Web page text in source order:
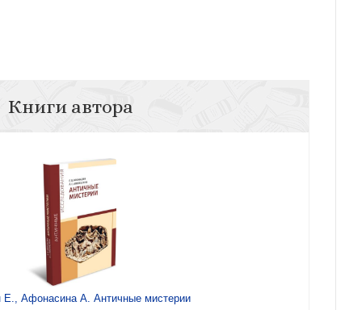
Книги автора
Е., Афонасина А. Античные мистерии